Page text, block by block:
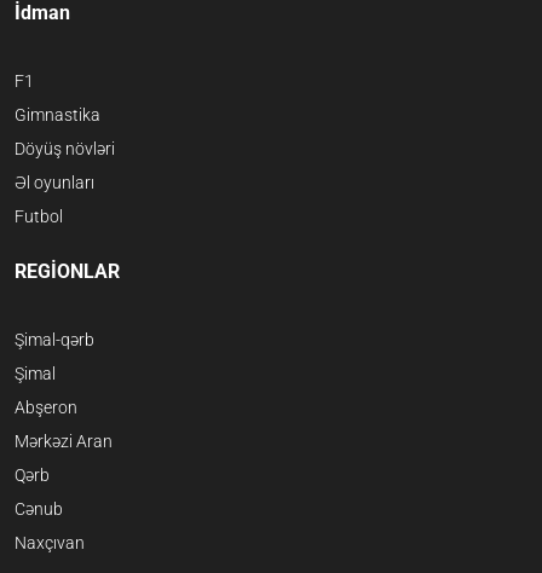
İdman
F1
Gimnastika
Döyüş növləri
Əl oyunları
Futbol
REGİONLAR
Şimal-qərb
Şimal
Abşeron
Mərkəzi Aran
Qərb
Cənub
Naxçıvan